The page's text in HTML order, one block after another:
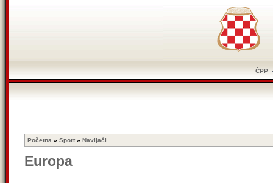
ČPP
Početna » Sport » Navijači
Europa